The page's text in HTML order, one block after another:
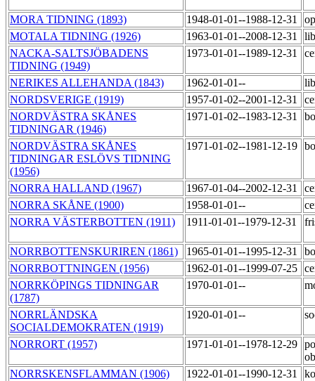
MORA TIDNING (1893) 1948-01-01--1988-12-31
MOTALA TIDNING (1926)
1963-01-01--2008-12-31
NACKA-SALTSJÖBADENS
TIDNING (1949)
1973-01-01--1989-12-31
NERIKES ALLEHANDA (1843) 1962-01-01--
NORDSVERIGE (1919)
1957-01-02--2001-12-31
NORDVÄSTRA SKÅNES
TIDNINGAR (1946)
1971-01-02--1983-12-31
NORDVÄSTRA SKÅNES
TIDNINGAR ESLÖVS TIDNING
(1956)
1971-01-02--1981-12-19
NORRA HALLAND (1967) 1967-01-04--2002-12-31
NORRA SKÅNE (1900)
1958-01-01--
NORRA VÄSTERBOTTEN (1911)
1911-01-01--1979-12-31
NORRBOTTENSKURIREN (1861) 1965-01-01--1995-12-31
NORRBOTTNINGEN (1956)
1962-01-01--1999-07-25
NORRKÖPINGS TIDNINGAR
(1787)
1970-01-01--
NORRLÄNDSKA
SOCIALDEMOKRATEN (1919)
1920-01-01--
NORRORT (1957) 1971-01-01--1978-12-29
NORRSKENSFLAMMAN (1906)
1922-01-01--1990-12-31